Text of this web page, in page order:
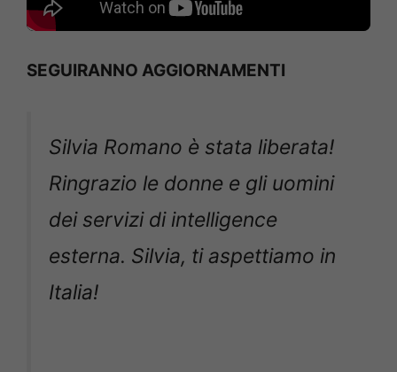
SEGUIRANNO AGGIORNAMENTI
Silvia Romano è stata liberata!
Ringrazio le donne e gli uomini
dei servizi di intelligence
esterna. Silvia, ti aspettiamo in
Italia!